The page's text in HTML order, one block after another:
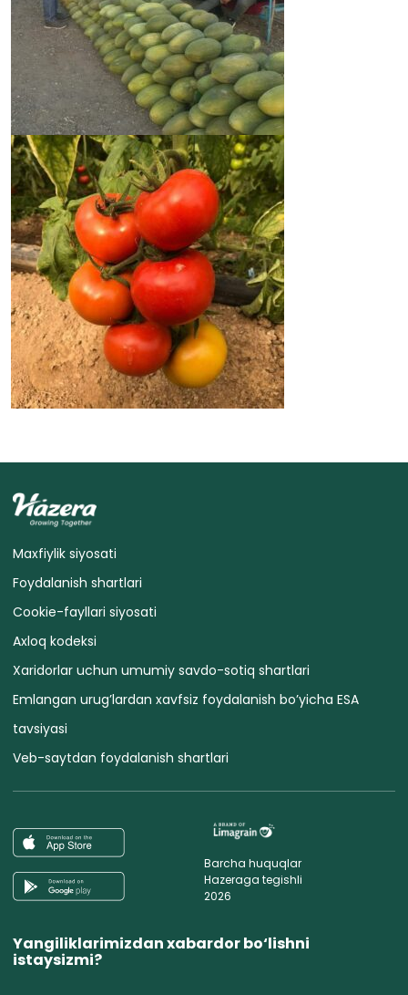
Maxfiylik siyosati
Foydalanish shartlari
Cookie-fayllari siyosati
Axloq kodeksi
Xaridorlar uchun umumiy savdo-sotiq shartlari
Emlangan urug’lardan xavfsiz foydalanish bo’yicha ESA
tavsiyasi
Veb-saytdan foydalanish shartlari
Barcha huquqlar
Hazeraga tegishli
2026
Yangiliklarimizdan xabardor bo‘lishni
istaysizmi?